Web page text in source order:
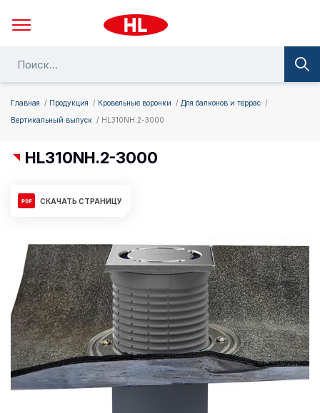
Главная Продукция Кровельные воронки
Для балконов и террас
Вертикальный выпуск
HL310NH.2-3000
HL310NH.2-3000
СКАЧАТЬ СТРАНИЦУ